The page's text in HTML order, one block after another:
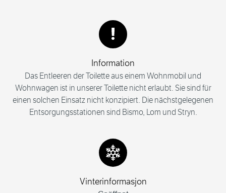
Information
Das Entleeren der Toilette aus einem Wohnmobil und
Wohnwagen ist in unserer Toilette nicht erlaubt. Sie sind für
einen solchen Einsatz nicht konzipiert. Die nächstgelegenen
Entsorgungsstationen sind Bismo, Lom und Stryn.
Vinterinformasjon